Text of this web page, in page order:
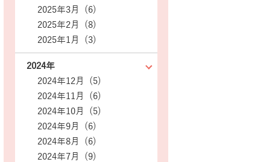
2025年3月 (6)
2025年2月 (8)
2025年1月 (3)
2024年
2024年12月 (5)
2024年11月 (6)
2024年10月 (5)
2024年9月 (6)
2024年8月 (6)
2024年7月 (9)